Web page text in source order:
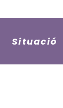
Situació